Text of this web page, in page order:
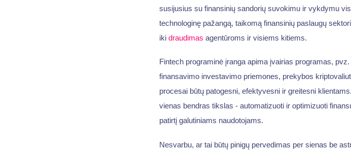
susijusius su finansinių sandorių suvokimu ir vykdymu
technologinę pažangą, taikomą finansinių paslaugų
iki draudimas agentūroms ir visiems kitiems.
Fintech programinė įranga apima įvairias programas, pvz.
finansavimo investavimo priemones, prekybos
procesai būtų patogesni, efektyvesni ir greitesni
vienas bendras tikslas - automatizuoti ir optimizuoti
patirtį galutiniams naudotojams.
Nesvarbu, ar tai būtų pinigų pervedimas per sienas be